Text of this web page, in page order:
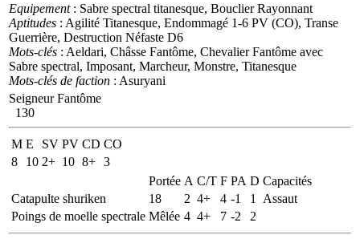
Equipement: Sabre spectral titanesque, Bouclier Rayonnant
Aptitudes : Agilité Titanesque, Endommagé 1-6 PV (CO), Transe
Guerrière, Destruction Néfaste D6
Mots-clés : Aeldari, Châsse Fantôme, Chevalier Fantôme avec
Sabre spectral, Imposant, Marcheur, Monstre, Titanesque
Mots-clés de faction : Asuryani
Seigneur Fantôme
130
M E SV PV CD CO
8
10 2+ 10 8+ 3
Portée A C/T F PA D Capacités
Catapulte shuriken
18 2 4+ 4 -1 1
Assaut
Poings de moelle spectrale Mêlée 4 4+ 7 -2 2